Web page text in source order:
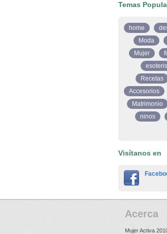
Temas
home
Moda
Mujer
Recetas
Accesorios
Matrimonio
ninos
Visítanos en
Acerca
Mujer Activa